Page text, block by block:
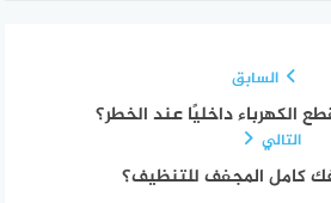
السابق
الكهرباء داخليًا عند الخطر؟
التالي
كامل المجفف للتنظيف؟